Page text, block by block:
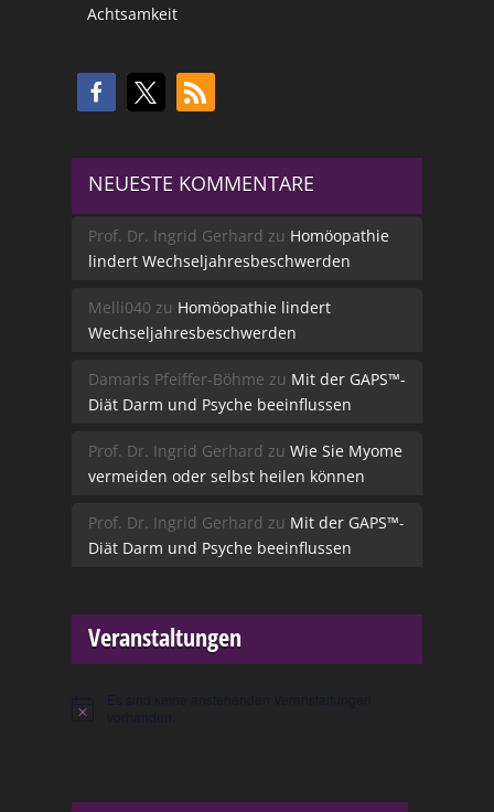
Achtsamkeit
NEUESTE KOMMENTARE
Prof. Dr. Ingrid Gerhard zu Homöopathie
lindert Wechseljahresbeschwerden
Melli040 zu Homöopathie lindert
Wechseljahresbeschwerden
Damaris Pfeiffer-Böhme zu Mit der GAPS™-
Diät Darm und Psyche beeinflussen
Prof. Dr. Ingrid Gerhard zu Wie Sie Myome
vermeiden oder selbst heilen können
Prof. Dr. Ingrid Gerhard zu Mit der GAPS™-
Diät Darm und Psyche beeinflussen
Veranstaltungen
Hinweis